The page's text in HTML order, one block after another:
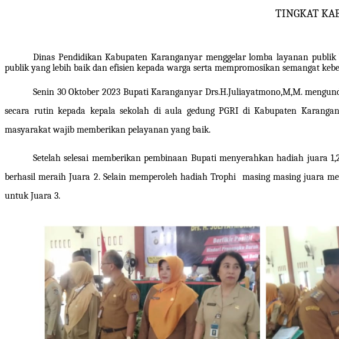
TINGKAT
Dinas Pendidikan Kabupaten Karanganyar menggelar lomba layanan
publik yang lebih baik dan efisien kepada warga serta mempromosikan semangat
Senin 30 Oktober 2023 Bupati Karanganyar Drs.H.Juliayatmono,M,M.
secara rutin kepada kepala sekolah di aula gedung PGRI di Kabupaten
masyarakat wajib memberikan pelayanan yang baik.
Setelah selesai memberikan pembinaan Bupati menyerahkan hadiah juara
berhasil meraih Juara 2. Selain memperoleh hadiah Trophi masing masing juara
untuk Juara 3.